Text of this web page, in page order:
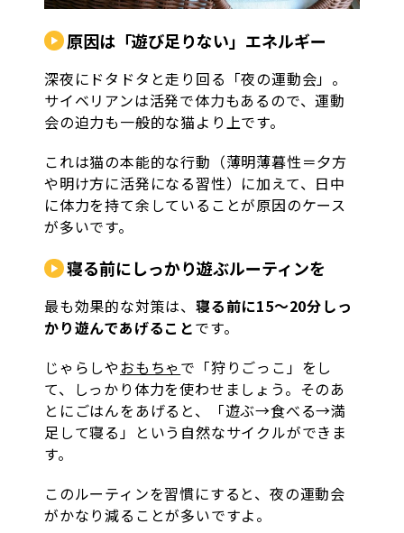
原因は「遊び足りない」エネルギー
深夜にドタドタと走り回る「夜の運動会」。
サイベリアンは活発で体力もあるので、運動
会の迫力も一般的な猫より上です。
これは猫の本能的な行動（薄明薄暮性＝夕方
や明け方に活発になる習性）に加えて、日中
に体力を持て余していることが原因のケース
が多いです。
寝る前にしっかり遊ぶルーティンを
最も効果的な対策は、 寝る前に15〜20分しっ
かり遊んであげることです。
じゃらしやおもちゃで「狩りごっこ」をし
て、しっかり体力を使わせましょう。そのあ
とにごはんをあげると、「遊ぶ→食べる→満
足して寝る」という自然なサイクルができま
す。
このルーティンを習慣にすると、夜の運動会
がかなり減ることが多いですよ。